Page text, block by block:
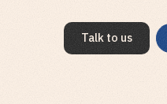
Talk to us